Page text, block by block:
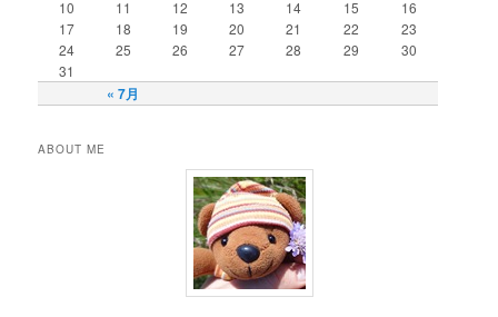
« 7月
10
11 12 13 14 15
16
17
18 19 20 21 22
23
24
25 26 27 28 29
30
31
ABOUT ME